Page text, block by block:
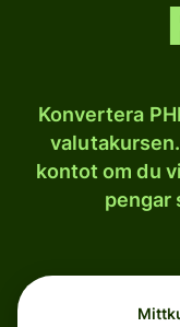
Konvertera
kontot om du
pengar